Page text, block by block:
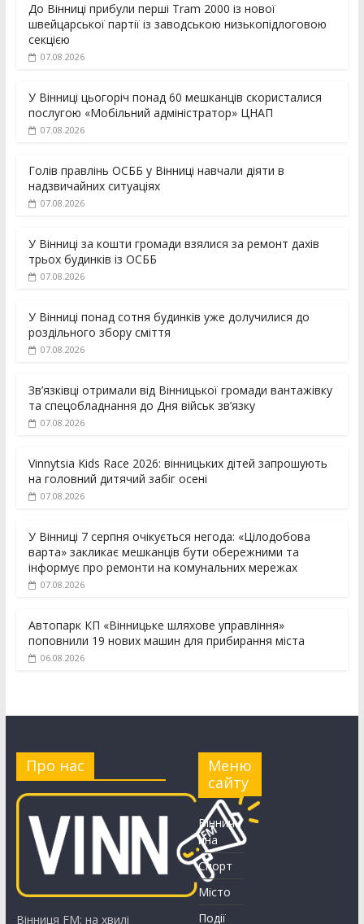
До Вінниці прибули перші Tram 2000 із нової
швейцарської партії із заводською низькопідлоговою
секцією
07.08.2026
У Вінниці цьогоріч понад 60 мешканців скористалися
послугою «Мобільний адміністратор» ЦНАП
07.08.2026
Голів правлінь ОСББ у Вінниці навчали діяти в
надзвичайних ситуаціях
07.08.2026
У Вінниці за кошти громади взялися за ремонт дахів
трьох будинків із ОСББ
07.08.2026
У Вінниці понад сотня будинків уже долучилися до
роздільного збору сміття
07.08.2026
Зв’язківці отримали від Вінницької громади вантажівку
та спецобладнання до Дня військ зв’язку
07.08.2026
Vinnytsia Kids Race 2026: вінницьких дітей запрошують
на головний дитячий забіг осені
07.08.2026
У Вінниці 7 серпня очікується негода: «Цілодобова
варта» закликає мешканців бути обережними та
інформує про ремонти на комунальних мережах
07.08.2026
Автопарк КП «Вінницьке шляхове управління»
поповнили 19 нових машин для прибирання міста
06.08.2026
Про нас
Вінниця FM: на хвилі
Меню
сайту
Вінничч
ина
Спорт
Місто
Події